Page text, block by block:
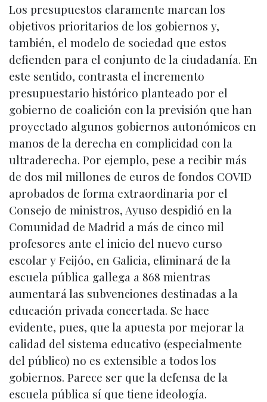
Los presupuestos claramente marcan los
objetivos prioritarios de los gobiernos y,
también, el modelo de sociedad que estos
defienden para el conjunto de la ciudadanía. En
este sentido, contrasta el incremento
presupuestario histórico planteado por el
gobierno de coalición con la previsión que han
proyectado algunos gobiernos autonómicos en
manos de la derecha en complicidad con la
ultraderecha. Por ejemplo, pese a recibir más
de dos mil millones de euros de fondos COVID
aprobados de forma extraordinaria por el
Consejo de ministros, Ayuso despidió en la
Comunidad de Madrid a más de cinco mil
profesores ante el inicio del nuevo curso
escolar y Feijóo, en Galicia, eliminará de la
escuela pública gallega a 868 mientras
aumentará las subvenciones destinadas a la
educación privada concertada. Se hace
evidente, pues, que la apuesta por mejorar la
calidad del sistema educativo (especialmente
del público) no es extensible a todos los
gobiernos. Parece ser que la defensa de la
escuela pública sí que tiene ideología.